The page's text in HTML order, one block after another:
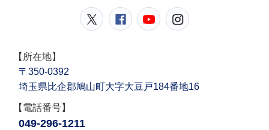
鳩山町公式Twitter
鳩山町公式Facebook
鳩山町公式
【所在地】
〒350-0392
埼玉県比企郡鳩山町大字大豆戸184番地16
【電話番号】
049-296-1211